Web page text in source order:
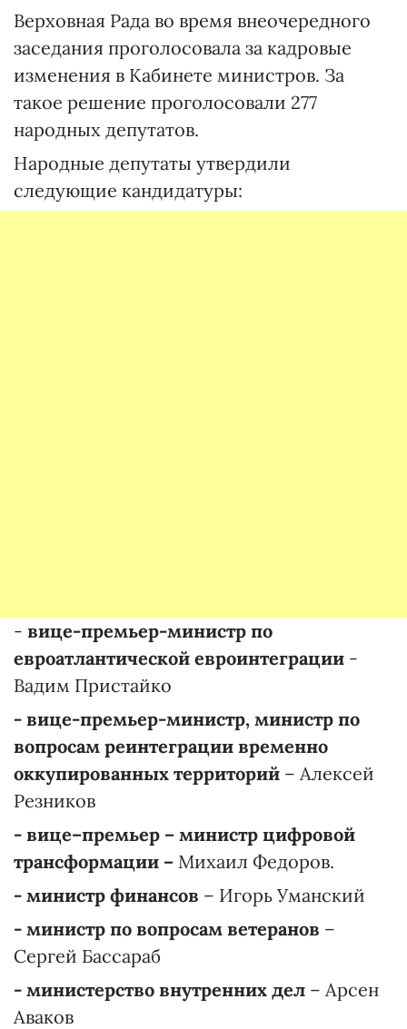
Верховная Рада во время внеочередного
заседания проголосовала за кадровые
изменения в Кабинете министров. За
такое решение проголосовали 277
народных депутатов.
Народные депутаты утвердили
следующие кандидатуры:
- вице-премьер-министр по
евроатлантической евроинтеграции -
Вадим Пристайко
- вице-премьер-министр, министр по
вопросам реинтеграции временно
оккупированных территорий – Алексей
Резников
- вице–премьер – министр цифровой
трансформации – Михаил Федоров.
- министр финансов – Игорь Уманский
- министр по вопросам ветеранов –
Сергей Бассараб
- министерство внутренних дел – Арсен
Аваков